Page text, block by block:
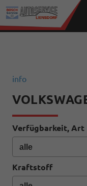
info
Verfügbarkeit, Art
Kraftstoff